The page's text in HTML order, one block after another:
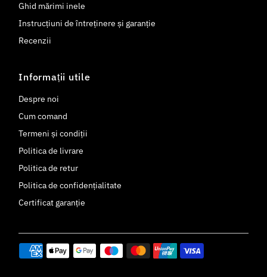
Ghid mărimi inele
Instrucțiuni de întreținere și garanție
Recenzii
Informații utile
Despre noi
Cum comand
Termeni și condiții
Politica de livrare
Politica de retur
Politica de confidențialitate
Certificat garanție